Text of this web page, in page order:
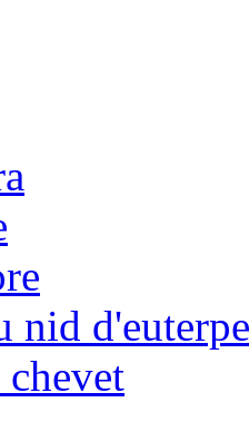
nid d'euterpe
chevet